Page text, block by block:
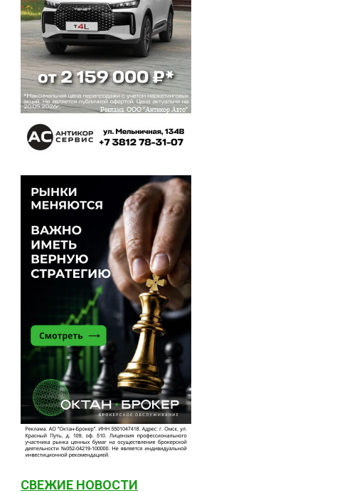
СВЕЖИЕ НОВОСТИ